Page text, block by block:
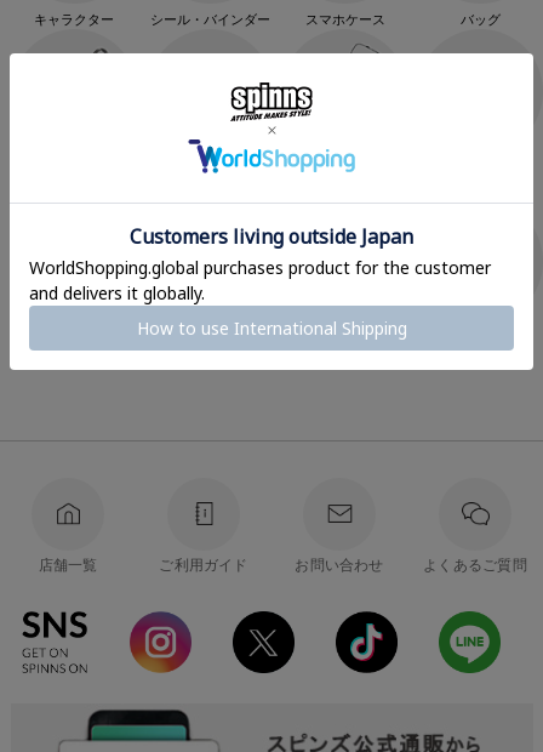
キャラクター シール・バインダー スマホケース バッグ
帽子・ヘアバンド アクセサリー
靴下・レッグアクセ ブランドアパレル
店舗一覧 ご利用ガイド お問い合わせ よくあるご質問